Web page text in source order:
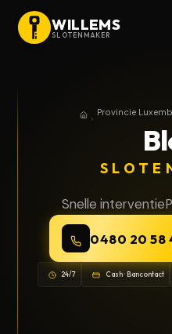
WILLEMS
SLOTENMAKER
HomeProvincie
Provincie
Snelle interventie
0480 20 58
24/7 Cash · Bancontact